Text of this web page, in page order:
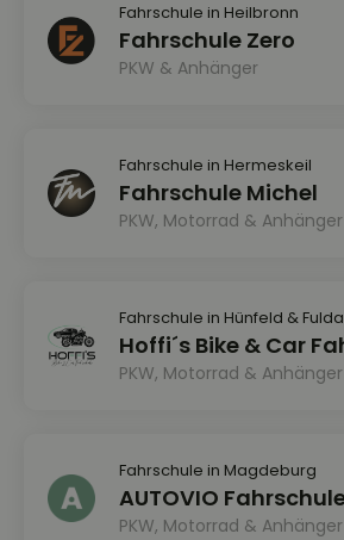
Fahrschule in Heilbronn
Fahrschule Zero
PKW & Anhänger
Fahrschule in Hermeskeil
Fahrschule Michel
PKW, Motorrad & Anhänger
Fahrschule in Hünfeld & Fulda
Hoffi´s Bike & Car
PKW, Motorrad & Anhänger
Fahrschule in Magdeburg
AUTOVIO
PKW, Motorrad & Anhänger